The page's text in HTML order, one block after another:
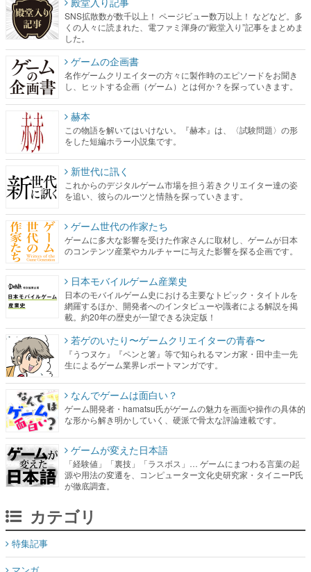
SNS拡散数が数千以上！ ページビュー数万以上！ などなど。多
くの人々に読まれた、電ファミ渾身の“殿堂入り”記事をまとめま
した。
ゲームの企画書
名作ゲームクリエイターの方々に製作時のエピソードをお聞き
し、ヒットする企画（ゲーム）とは何か？を探っていきます。
赫本
この物語を解いてはいけない。『赫本』は、〈試験問題〉の形
をした短編ホラー小説集です。
新世代に訊く
これからのデジタルゲーム市場を担う若きクリエイター達の姿
を追い、彼らのルーツと情熱を探っていきます。
ゲーム世代の作家たち
ゲームに多大な影響を受けた作家さんに取材し、ゲームが日本
のコンテンツ産業やカルチャーに与えた影響を探る企画です。
日本モバイルゲーム産業史
日本のモバイルゲーム史における主要なトピック・タイトルを
網羅するほか、開発者へのインタビューや識者による解説を掲
載。約20年の歴史が一望できる決定版！
若ゲのいたり〜ゲームクリエイターの青春〜
『うつヌケ』『ペンと箸』等で知られるマンガ家・田中圭一先
生によるゲーム業界レポートマンガです。
なんでゲームは面白い？
ゲーム開発者・hamatsu氏がゲームの魅力を画面や操作の具体的
な形から解き明かしていく、硬派で骨太な評論連載です。
ゲームが変えた日本語
「経験値」「裏技」「ラスボス」… ゲームにまつわる言葉の起
源や用法の変遷を、コンピューター文化史研究家・タイニーP氏
が徹底調査。
カテゴリ
特集記事